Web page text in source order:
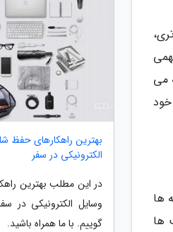
می
ها
ها
بهترین راهکارهای حفظ
الکترونیکی در سفر
در این مطلب بهترین
وسایل الکترونیکی در
گوییم. با ما همراه باشید.